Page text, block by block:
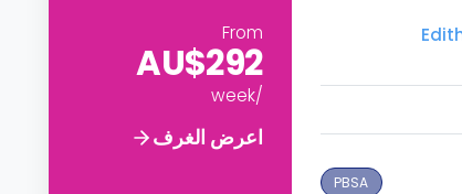
PBSA
From
AU$292
/week
اعرض الغرف